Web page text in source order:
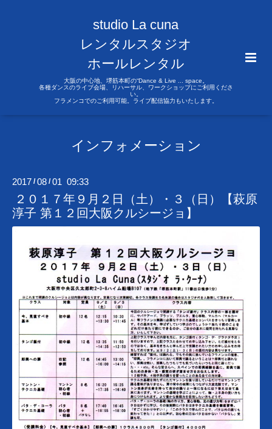
studio La cuna
レンタルスタジオ
ホールレンタル
大阪の中心地、堺筋本町の“Dance & Live ... space。
各種ダンスのライブ会場、リハーサル、ワークショップにご利用くださ
い。
フラメンコでのご利用可能。ライブ配信協力もいたします。
インフォメーション
2017 /08 /01 09:33
２０１７年９月２日（土）・３（日）【萩原
淳子 第１２回大阪クルシージョ】